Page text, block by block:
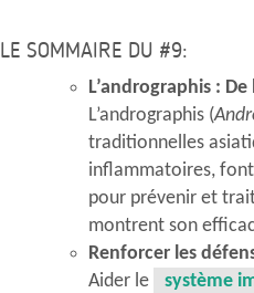
LE SOMMAIRE DU #9:
L’andrographis :
L’andrographis (
traditionnelles
inflammatoires, font
pour prévenir et
montrent son
Renforcer les
Aider le
système